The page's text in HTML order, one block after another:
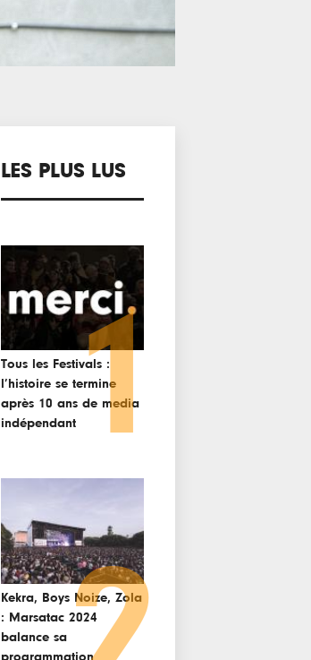
LES PLUS LUS
Tous les Festivals :
l’histoire se termine
après 10 ans de media
indépendant1
Kekra, Boys Noize, Zola
: Marsatac 2024
balance sa
programmation